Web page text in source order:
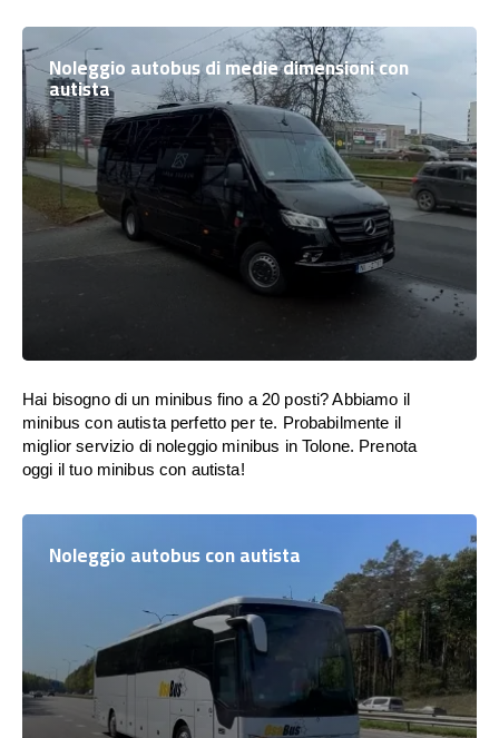
Noleggio autobus di medie dimensioni con
autista
Hai bisogno di un minibus fino a 20 posti? Abbiamo il
minibus con autista perfetto per te. Probabilmente il
miglior servizio di noleggio minibus in Tolone. Prenota
oggi il tuo minibus con autista!
Noleggio autobus con autista